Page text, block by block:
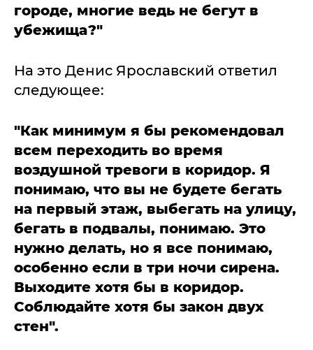
городе, многие ведь не бегут в
убежища?"
На это Денис Ярославский ответил
следующее:
"Как минимум я бы рекомендовал
всем переходить во время
воздушной тревоги в коридор. Я
понимаю, что вы не будете бегать
на первый этаж, выбегать на улицу,
бегать в подвалы, понимаю. Это
нужно делать, но я все понимаю,
особенно если в три ночи сирена.
Выходите хотя бы в коридор.
Соблюдайте хотя бы закон двух
стен".